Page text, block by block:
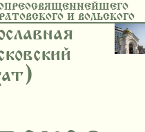
И ВОЛЬСКОГО